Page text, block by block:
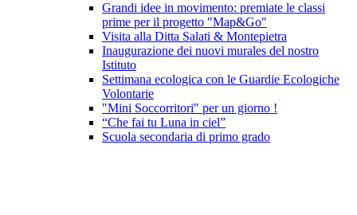
Grandi idee in movimento: premiate le classi
prime per il progetto "Map&Go"
Visita alla Ditta Salati & Montepietra
Inaugurazione dei nuovi murales del nostro
Istituto
Settimana ecologica con le Guardie Ecologiche
Volontarie
"Mini Soccorritori" per un giorno !
“Che fai tu Luna in ciel”
Scuola secondaria di primo grado